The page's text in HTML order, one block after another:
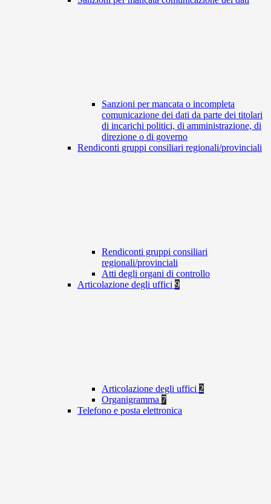
Sanzioni per mancata o incompleta
comunicazione dei dati da parte dei titolari
di incarichi politici, di amministrazione, di
direzione o di governo
Rendiconti gruppi consiliari regionali/provinciali
Rendiconti gruppi consiliari
regionali/provinciali
Atti degli organi di controllo
Articolazione degli uffici 9
Articolazione degli uffici 2
Organigramma 7
Telefono e posta elettronica